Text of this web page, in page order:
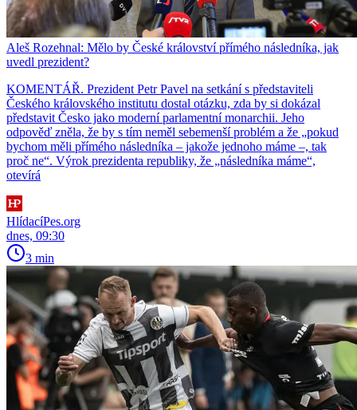
Aleš Rozehnal: Mělo by České království přímého následníka, jak
uvedl prezident?
KOMENTÁŘ. Prezident Petr Pavel na setkání s představiteli
Českého královského institutu dostal otázku, zda by si dokázal
představit Česko jako moderní parlamentní monarchii. Jeho
odpověď zněla, že by s tím neměl sebemenší problém a že „pokud
bychom měli přímého následníka – jakože jednoho máme –, tak
proč ne“. Výrok prezidenta republiky, že „následníka máme“,
otevírá
HlídacíPes.org
dnes, 09:30
3 min